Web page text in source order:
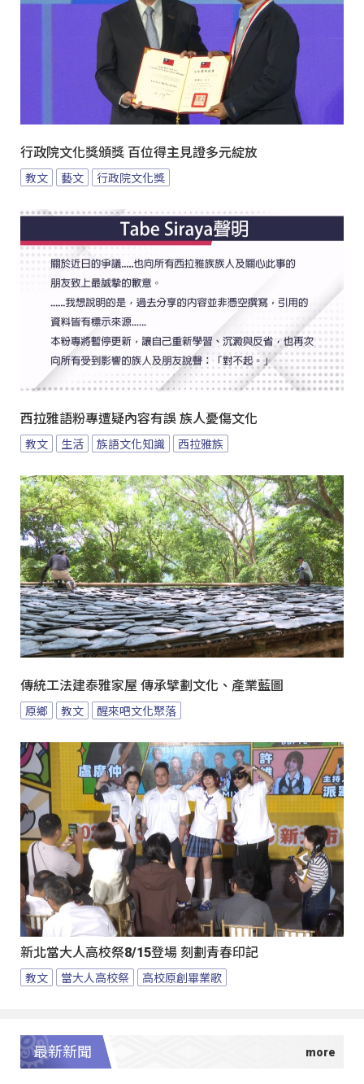
行政院文化獎頒獎 百位得主見證多元綻放
教文 藝文 行政院文化獎
西拉雅語粉專遭疑內容有誤 族人憂傷文化
教文 生活 族語文化知識 西拉雅族
傳統工法建泰雅家屋 傳承擘劃文化、產業藍圖
原鄉 教文 醒來吧文化聚落
新北當大人高校祭8/15登場 刻劃青春印記
教文 當大人高校祭 高校原創畢業歌
最新新聞